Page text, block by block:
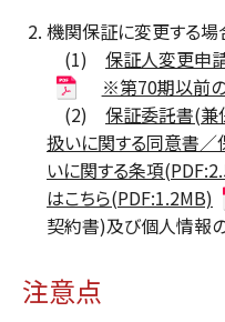
機関保証に変更する場
(1) 保証人変更申
※第70期以前
(2) 保証委託書(兼
扱いに関する同意書
いに関する条項
はこちら(PDF:1.2MB)
契約書)及び個人情報
注意点